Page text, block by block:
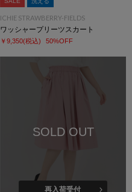
ICHIE STRAWBERRY-FIELDS
ワッシャープリーツスカート
￥9,350(税込) 50%OFF
SOLD OUT
再入荷受付